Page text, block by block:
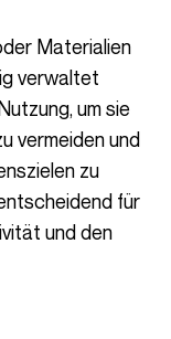
verwaltet
um sie
vermeiden und
zu
für
und den